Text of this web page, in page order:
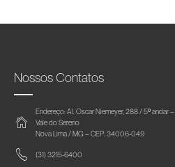
Nossos Contatos
Endereço: Al. Oscar Niemeyer, 288 / 5º andar –
Vale do Sereno
Nova Lima / MG – CEP: 34006-049
(31) 3215-6400